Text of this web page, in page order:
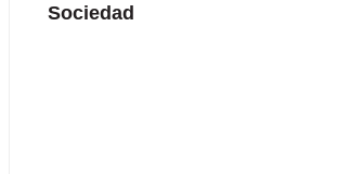
Sociedad